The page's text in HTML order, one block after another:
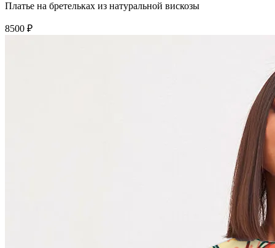
Платье на бретельках из натуральной вискозы
8500 ₽